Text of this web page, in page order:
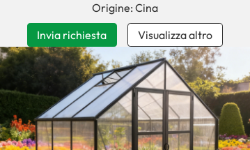
Origine: Cina
Invia richiesta
Visualizza altro